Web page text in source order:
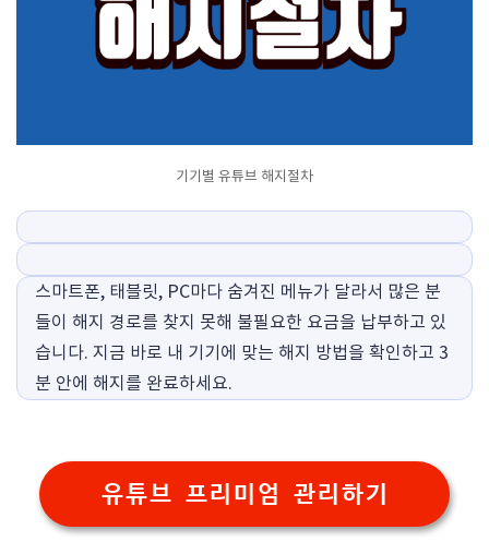
기기별 유튜브 해지절차
스마트폰, 태블릿, PC마다 숨겨진 메뉴가 달라서 많은 분
들이 해지 경로를 찾지 못해 불필요한 요금을 납부하고 있
습니다. 지금 바로 내 기기에 맞는 해지 방법을 확인하고 3
분 안에 해지를 완료하세요.
유튜브 프리미엄 관리하기